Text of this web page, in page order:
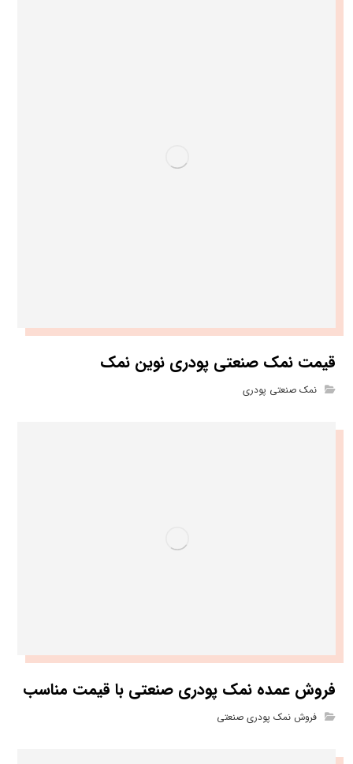
قیمت نمک صنعتی پودری نوین نمک
نمک صنعتی پودری
فروش عمده نمک پودری صنعتی با قیمت مناسب
فروش نمک پودری صنعتی